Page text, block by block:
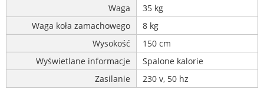
Waga
35 kg
Waga koła zamachowego
8 kg
Wysokość
150 cm
Wyświetlane informacje
Spalone kalorie
Zasilanie
230 v, 50 hz